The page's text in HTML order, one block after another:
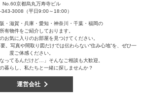
No.60京都烏丸万寿寺ビル
343-3008（平日9:00～18:00）
・滋賀・兵庫・愛知・神奈川・千葉・福岡の
有物件をご紹介しております。
お気に入りのお部屋を見つけてください。
。写真や間取り図だけでは伝わらない“住み心地”を、ぜひ一
度ご体感ください。
ってるんだけど…」そんなご相談も大歓迎。
暮らし、私たちと一緒に探しませんか？
運営会社